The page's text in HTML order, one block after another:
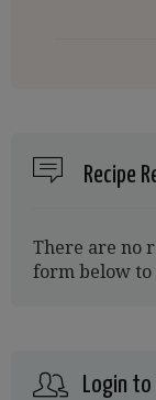
Recipe
There are no
form below
Login